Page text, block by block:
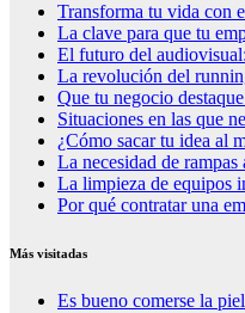
Transforma tu vida con
La clave para que tu
El futuro del
La revolución del
Que tu negocio
Situaciones en las que
¿Cómo sacar tu idea
La necesidad de
La limpieza de
Por qué contratar una
Más visitadas
Es bueno comerse la